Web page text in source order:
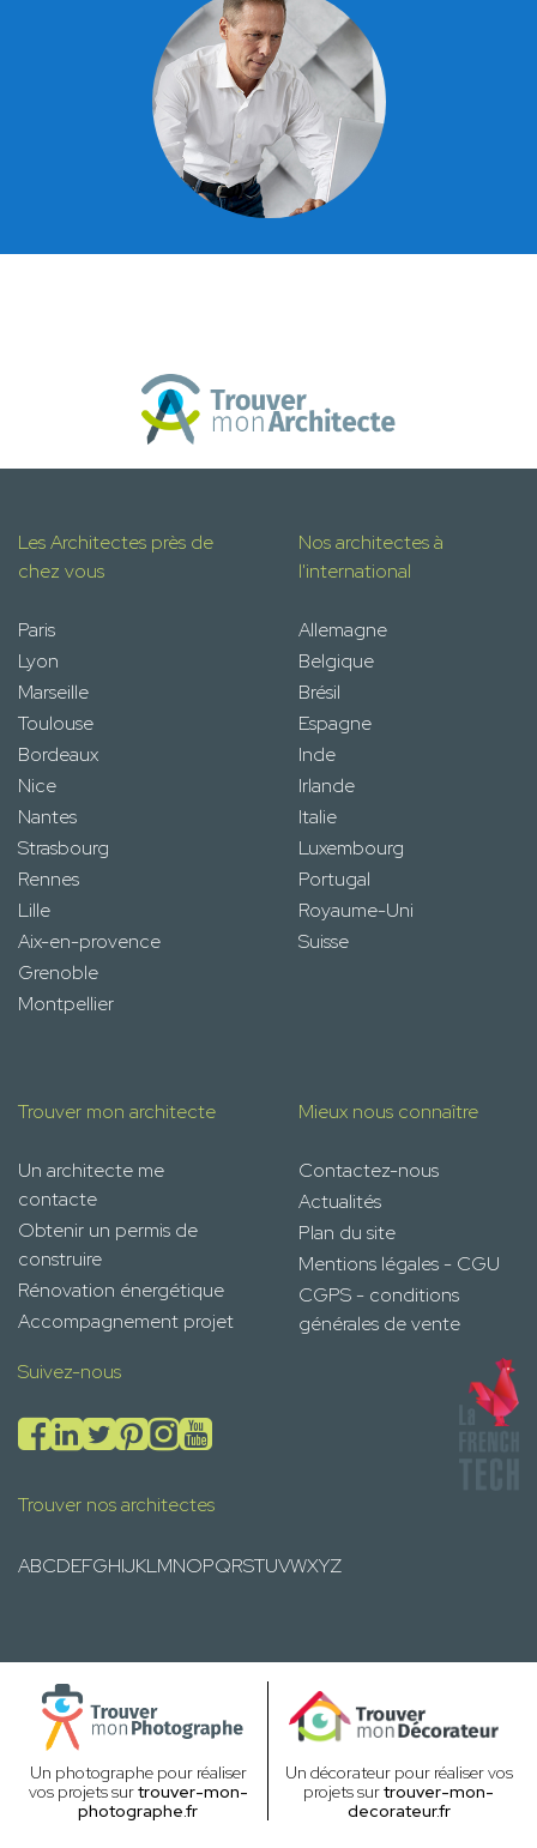
Les Architectes près de
chez vous
Paris
Lyon
Marseille
Toulouse
Bordeaux
Nice
Nantes
Strasbourg
Rennes
Lille
Aix-en-provence
Grenoble
Montpellier
Nos architectes à
l'international
Allemagne
Belgique
Brésil
Espagne
Inde
Irlande
Italie
Luxembourg
Portugal
Royaume-Uni
Suisse
Trouver mon architecte
Un architecte me
contacte
Obtenir un permis de
construire
Rénovation énergétique
Accompagnement projet
Mieux nous connaître
Contactez-nous
Actualités
Plan du site
Mentions légales - CGU
CGPS - conditions
générales de vente
Suivez-nous
Trouver nos architectes
ABCDEFGHIJKLMNOPQRSTUVWXYZ
Un photographe pour réaliser
vos projets surtrouver-mon-
photographe.fr
Un décorateur pour réaliser vos
projets surtrouver-mon-
decorateur.fr